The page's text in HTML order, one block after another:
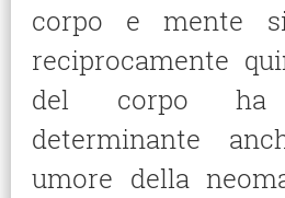
corpo e mente
reciprocamente
del corpo
determinante
umore della